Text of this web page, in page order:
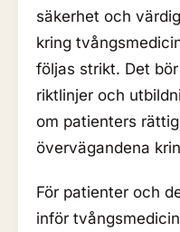
säkerhet och
kring
följas strikt. Det
riktlinjer och
om patienters
övervägandena
För patienter och
inför